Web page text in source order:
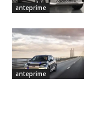
anteprime
anteprime